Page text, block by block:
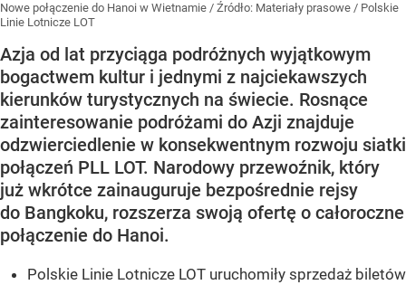
Nowe połączenie do Hanoi w Wietnamie / Źródło: Materiały prasowe / Polskie
Linie Lotnicze LOT
Azja od lat przyciąga podróżnych wyjątkowym
bogactwem kultur i jednymi z najciekawszych
kierunków turystycznych na świecie. Rosnące
zainteresowanie podróżami do Azji znajduje
odzwierciedlenie w konsekwentnym rozwoju siatki
połączeń PLL LOT. Narodowy przewoźnik, który
już wkrótce zainauguruje bezpośrednie rejsy
do Bangkoku, rozszerza swoją ofertę o całoroczne
połączenie do Hanoi.
Polskie Linie Lotnicze LOT uruchomiły sprzedaż biletów